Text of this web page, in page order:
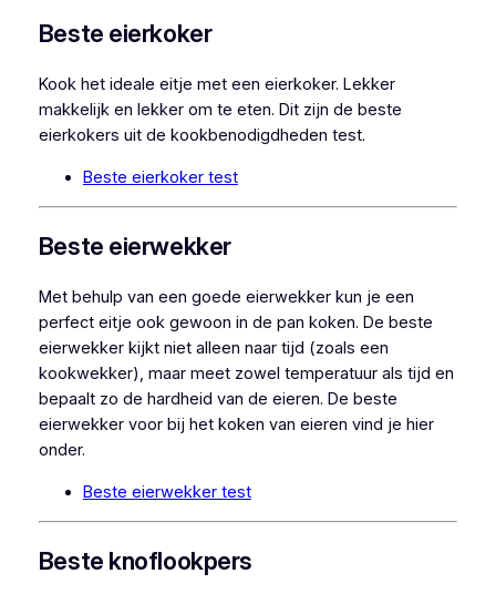
Beste eierkoker
Kook het ideale eitje met een eierkoker. Lekker
makkelijk en lekker om te eten. Dit zijn de beste
eierkokers uit de kookbenodigdheden test.
Beste eierkoker test
Beste eierwekker
Met behulp van een goede eierwekker kun je een
perfect eitje ook gewoon in de pan koken. De beste
eierwekker kijkt niet alleen naar tijd (zoals een
kookwekker), maar meet zowel temperatuur als tijd en
bepaalt zo de hardheid van de eieren. De beste
eierwekker voor bij het koken van eieren vind je hier
onder.
Beste eierwekker test
Beste knoflookpers